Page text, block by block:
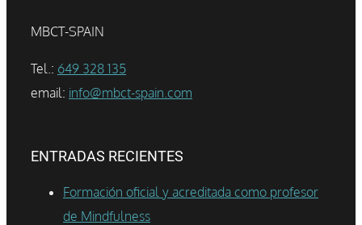
MBCT-SPAIN
Tel.: 649 328 135
email: info@mbct-spain.com
ENTRADAS RECIENTES
Formación oficial y acreditada como profesor
de Mindfulness